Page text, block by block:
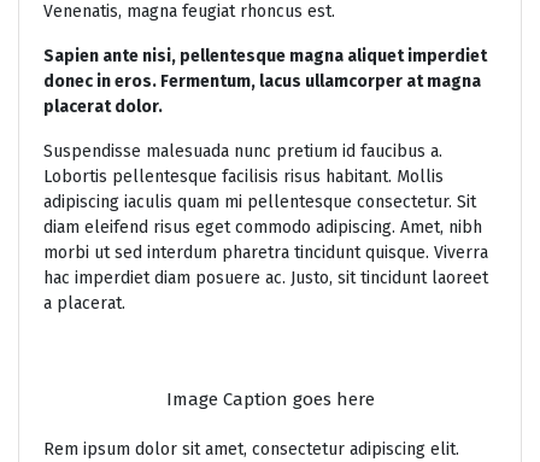
Venenatis, magna feugiat rhoncus est.
Sapien ante nisi, pellentesque magna aliquet imperdiet
donec in eros. Fermentum, lacus ullamcorper at magna
placerat dolor.
Suspendisse malesuada nunc pretium id faucibus a.
Lobortis pellentesque facilisis risus habitant. Mollis
adipiscing iaculis quam mi pellentesque consectetur. Sit
diam eleifend risus eget commodo adipiscing. Amet, nibh
morbi ut sed interdum pharetra tincidunt quisque. Viverra
hac imperdiet diam posuere ac. Justo, sit tincidunt laoreet
a placerat.
Image Caption goes here
Rem ipsum dolor sit amet, consectetur adipiscing elit.